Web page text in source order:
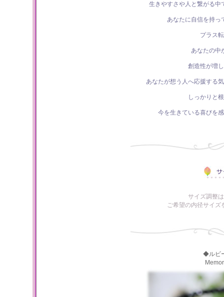
生きやすさや人と繋がる
あなたに自信を持
プラス
あなたの中
創造性が増
あなたが想う人へ応援す
しっかりと
今を生きている喜びを
サイズ調整
ご希望の内径サイズ
◆ルビ